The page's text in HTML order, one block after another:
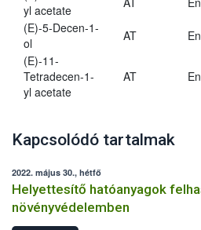
yl acetate
(E)-5-Decen-1-
ol
AT
(E)-11-
Tetradecen-1-
yl acetate
AT
Kapcsolódó tartalmak
2022. május 30., hétfő
Helyettesítő hatóanyagok
növényvédelemben